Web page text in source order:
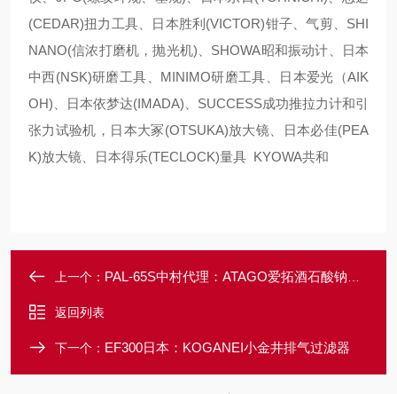
(CEDAR)扭力工具、日本胜利(VICTOR)钳子、气剪、SHI
NANO(信浓打磨机，抛光机)、SHOWA昭和振动计、日本
中西(NSK)研磨工具、MINIMO研磨工具、日本爱光（AIK
OH)、日本依梦达(IMADA)、SUCCESS成功推拉力计和引
张力试验机，日本大冢(OTSUKA)放大镜、日本必佳(PEA
K)放大镜、日本得乐(TECLOCK)量具 KYOWA共和
上一个： PAL-65S中村代理：ATAGO爱拓酒石酸钠浓度计
返回列表
下一个： EF300日本：KOGANEI小金井排气过滤器